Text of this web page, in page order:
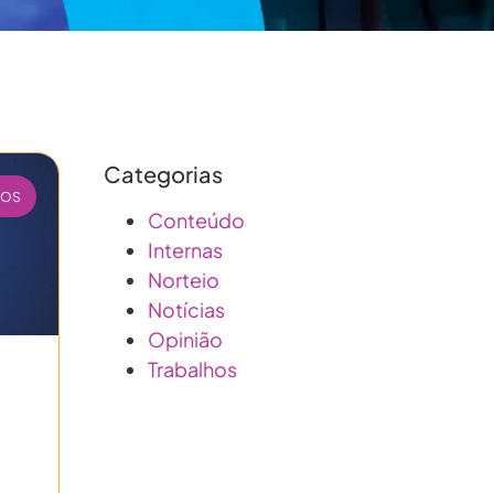
Categorias
Conteúdo
Internas
Norteio
Notícias
Opinião
Trabalhos